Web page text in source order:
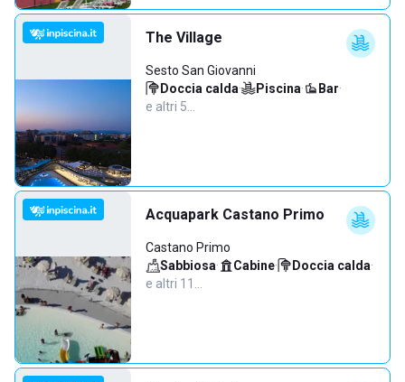
The Village
Sesto San Giovanni
Doccia calda· Piscina· Bar·
e altri 5…
Acquapark Castano Primo
Castano Primo
Sabbiosa· Cabine· Doccia calda·
e altri 11…